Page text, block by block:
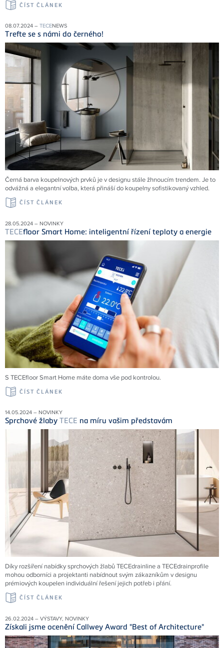
ČÍST ČLÁNEK
08.07.2024 – TECENEWS
Trefte se s námi do černého!
Černá barva koupelnových prvků je v designu stále žhnoucím trendem. Je to
odvážná a elegantní volba, která přináší do koupelny sofistikovaný vzhled.
ČÍST ČLÁNEK
28.05.2024 – NOVINKY
TECEfloor Smart Home: inteligentní řízení teploty a energie
S TECEfloor Smart Home máte doma vše pod kontrolou.
ČÍST ČLÁNEK
14.05.2024 – NOVINKY
Sprchové žlaby TECE na míru vašim představám
Díky rozšíření nabídky sprchových žlabů TECEdrainline a TECEdrainprofile
mohou odborníci a projektanti nabídnout svým zákazníkům v designu
prémiových koupelen individuální řešení jejich potřeb i přání.
ČÍST ČLÁNEK
26.02.2024 – VÝSTAVY, NOVINKY
Získali jsme ocenění Callwey Award "Best of Architecture"